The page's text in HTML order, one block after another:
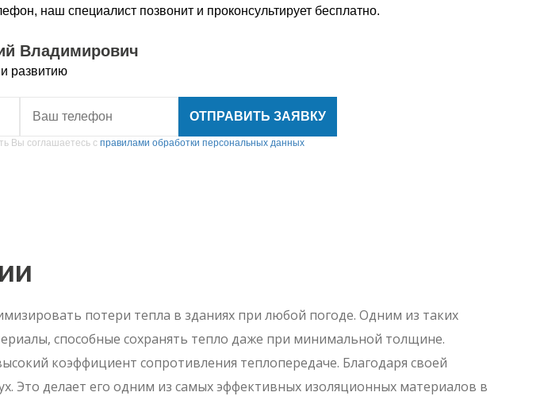
наш специалист позвонит и проконсультирует бесплатно.
Владимирович
развитию
ОТПРАВИТЬ ЗАЯВКУ
Вы соглашаетесь с правилами обработки персональных данных
потери тепла в зданиях при любой погоде. Одним из таких
способные сохранять тепло даже при минимальной толщине.
коэффициент сопротивления теплопередаче. Благодаря своей
Это делает его одним из самых эффективных изоляционных материалов в